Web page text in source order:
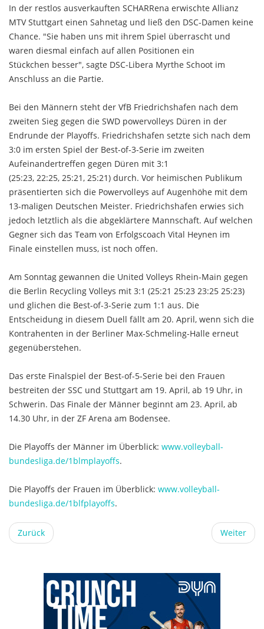
In der restlos ausverkauften SCHARRena erwischte Allianz
MTV Stuttgart einen Sahnetag und ließ den DSC-Damen keine
Chance. "Sie haben uns mit ihrem Spiel überrascht und
waren diesmal einfach auf allen Positionen ein
Stückchen besser", sagte DSC-Libera Myrthe Schoot im
Anschluss an die Partie.
Bei den Männern steht der VfB Friedrichshafen nach dem
zweiten Sieg gegen die SWD powervolleys Düren in der
Endrunde der Playoffs. Friedrichshafen setzte sich nach dem
3:0 im ersten Spiel der Best-of-3-Serie im zweiten
Aufeinandertreffen gegen Düren mit 3:1
(25:23, 22:25, 25:21, 25:21) durch. Vor heimischen Publikum
präsentierten sich die Powervolleys auf Augenhöhe mit dem
13-maligen Deutschen Meister. Friedrichshafen erwies sich
jedoch letztlich als die abgeklärtere Mannschaft. Auf welchen
Gegner sich das Team von Erfolgscoach Vital Heynen im
Finale einstellen muss, ist noch offen.
Am Sonntag gewannen die United Volleys Rhein-Main gegen
die Berlin Recycling Volleys mit 3:1 (25:21 25:23 23:25 25:23)
und glichen die Best-of-3-Serie zum 1:1 aus. Die
Entscheidung in diesem Duell fällt am 20. April, wenn sich die
Kontrahenten in der Berliner Max-Schmeling-Halle erneut
gegenüberstehen.
Das erste Finalspiel der Best-of-5-Serie bei den Frauen
bestreiten der SSC und Stuttgart am 19. April, ab 19 Uhr, in
Schwerin. Das Finale der Männer beginnt am 23. April, ab
14.30 Uhr, in der ZF Arena am Bodensee.
Die Playoffs der Männer im Überblick: www.volleyball-
bundesliga.de/1blmplayoffs.
Die Playoffs der Frauen im Überblick: www.volleyball-
bundesliga.de/1blfplayoffs.
Zurück Weiter